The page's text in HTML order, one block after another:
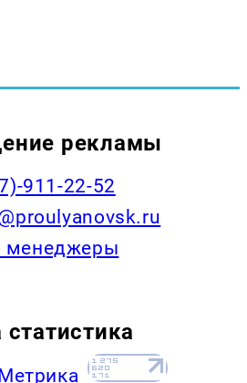
рекламы
911-22-52
менеджеры